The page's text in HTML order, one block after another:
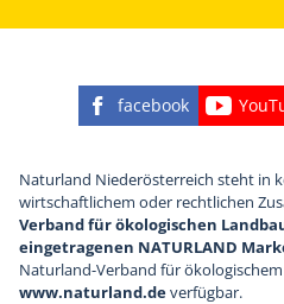
Finden Sie die
facebook
Naturland Niederösterreich steht in
wirtschaftlichem oder rechtlichen
Verband für ökologischen
eingetragenen NATURLAND
Naturland-Verband für
www.naturland.deverfügbar.